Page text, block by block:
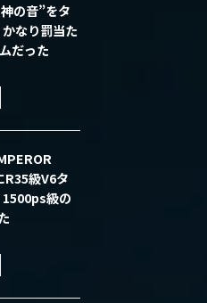
の音”をタ
なり罰当た
だった
R35級V6タ
級の